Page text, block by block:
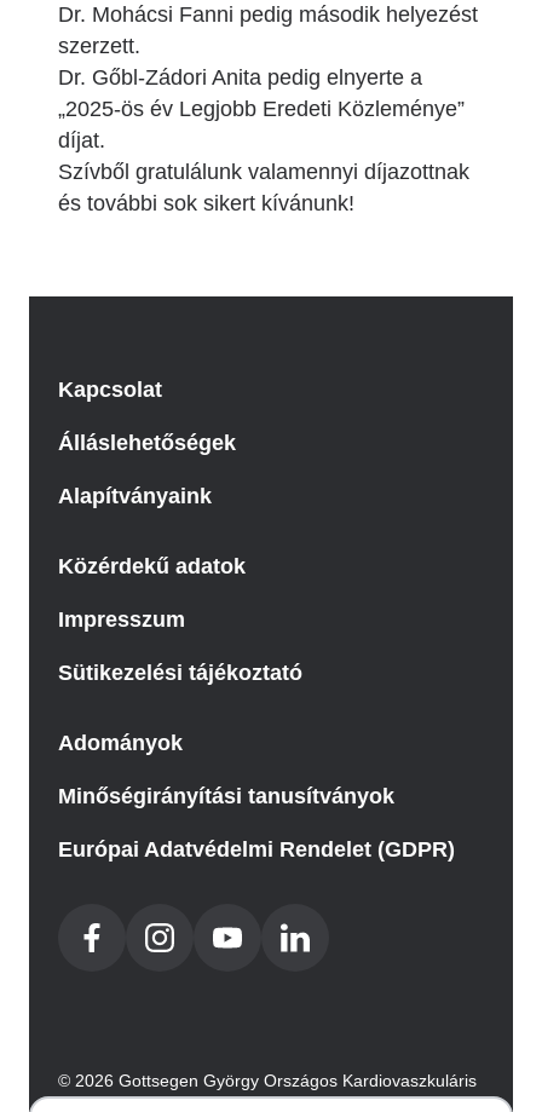
Dr. Mohácsi Fanni pedig második helyezést
szerzett.
Dr. Gőbl-Zádori Anita pedig elnyerte a
„2025-ös év Legjobb Eredeti Közleménye”
díjat.
Szívből gratulálunk valamennyi díjazottnak
és további sok sikert kívánunk!
Kapcsolat
Álláslehetőségek
Alapítványaink
Közérdekű adatok
Impresszum
Sütikezelési tájékoztató
Adományok
Minőségirányítási tanusítványok
Európai Adatvédelmi Rendelet (GDPR)
© 2026 Gottsegen György Országos Kardiovaszkuláris
Intézet. Minden jog fenntartva.